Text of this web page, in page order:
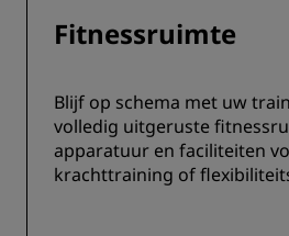
Fitnessruimte
Blijf op schema met uw
volledig uitgeruste
apparatuur en faciliteiten
krachttraining of